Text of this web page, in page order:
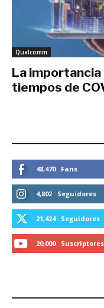
Qualcomm
La
tiempos de
48,470 Fans
4,802 Seguidores
21,424 Seguidores
20,000 Suscriptores